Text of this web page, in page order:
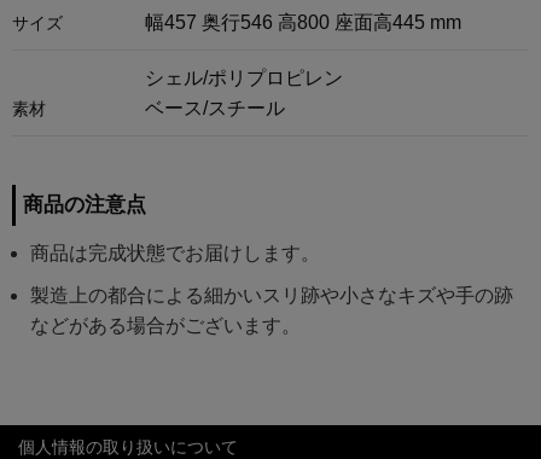
サイズ 幅457 奥行546 高800 座面高445 mm
素材
シェル/ポリプロピレン
ベース/スチール
商品の注意点
商品は完成状態でお届けします。
製造上の都合による細かいスリ跡や小さなキズや手の跡
などがある場合がございます。
個人情報の取り扱いについて